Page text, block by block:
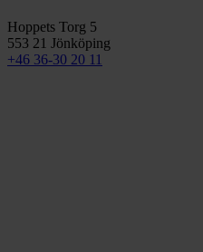
Hoppets Torg 5
553 21 Jönköping
+46 36-30 20 11